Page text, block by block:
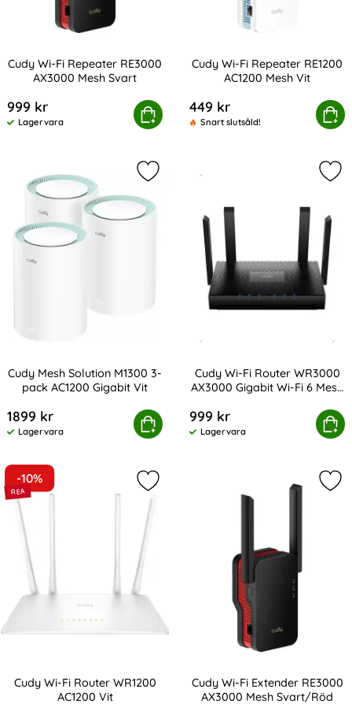
Cudy Wi-Fi Repeater RE3000
AX3000 Mesh Svart
999 kr
Tillgänglighet:
Lagervara
Köp
Wi-Fi Repeater RE3000 AX3000 Mesh Svart
Cudy Wi-Fi Repeater RE1200
AC1200 Mesh Vit
449 kr
Snart slutsåld!
Köp
Cudy Wi-Fi Repeater
Cudy Mesh Solution M1300 3-
pack AC1200 Gigabit Vit
1899 kr
Tillgänglighet:
Lagervara
Köp
Mesh Solution M1300 3-pack AC1200 Gigabit Vit
Markera cudy Mesh Solution
Cudy Wi-Fi Router WR3000
AX3000 Gigabit Wi-Fi 6 Mesh
999 kr
Tillgänglighet:
Lagervara
Köp
Cudy Wi-Fi Router WR3000
-10%
Cudy Wi-Fi Router WR1200
AC1200 Vit
Markera cudy Wi-Fi Router
Cudy Wi-Fi Extender RE3000
AX3000 Mesh Svart/Röd